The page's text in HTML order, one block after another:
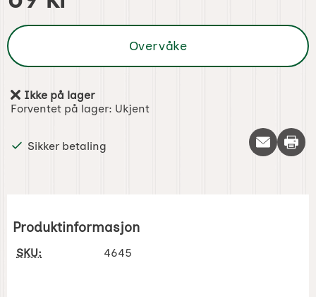
Overvåke
Produkttilgjengelighet:
Ikke på lager
Forventet på lager: Ukjent
Sikker betaling Skriv
Produktinformasjon
SKU: 4645